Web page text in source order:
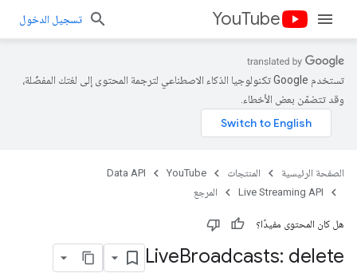
YouTube تسجيل الدخول
تستخدم Google تكنولوجيا الذكاء الاصطناعي لترجمة المحتوى إلى لغتك المفضّلة،
وقد تتضمّن بعض الأخطاء.
الصفحة الرئيسية المنتجات YouTube
Data API
Live Streaming API
المرجع
هل كان المحتوى مفيدًا؟
LiveBroadcasts: delete